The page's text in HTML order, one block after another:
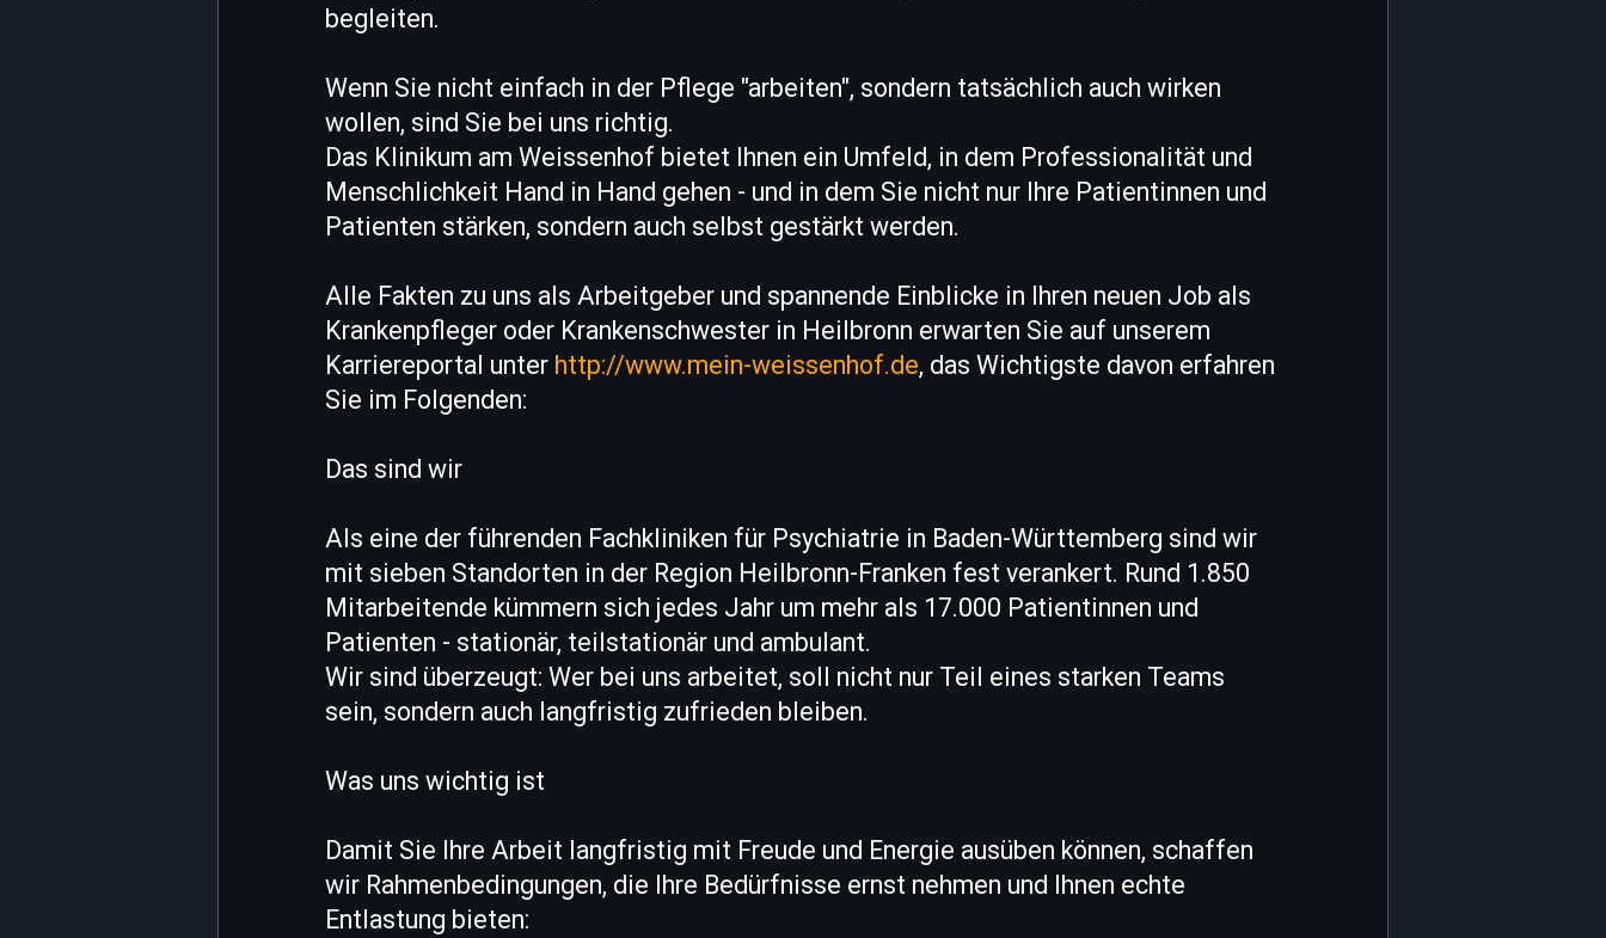
begleiten.
Wenn Sie nicht einfach in der Pflege "arbeiten", sondern tatsächlich auch wirken
wollen, sind Sie bei uns richtig.
Das Klinikum am Weissenhof bietet Ihnen ein Umfeld, in dem Professionalität und
Menschlichkeit Hand in Hand gehen - und in dem Sie nicht nur Ihre Patientinnen und
Patienten stärken, sondern auch selbst gestärkt werden.
Alle Fakten zu uns als Arbeitgeber und spannende Einblicke in Ihren neuen Job als
Krankenpfleger oder Krankenschwester in Heilbronn erwarten Sie auf unserem
Karriereportal unter http://www.mein-weissenhof.de, das Wichtigste davon erfahren
Sie im Folgenden:
Das sind wir
Als eine der führenden Fachkliniken für Psychiatrie in Baden-Württemberg sind wir
mit sieben Standorten in der Region Heilbronn-Franken fest verankert. Rund 1.850
Mitarbeitende kümmern sich jedes Jahr um mehr als 17.000 Patientinnen und
Patienten - stationär, teilstationär und ambulant.
Wir sind überzeugt: Wer bei uns arbeitet, soll nicht nur Teil eines starken Teams
sein, sondern auch langfristig zufrieden bleiben.
Was uns wichtig ist
Damit Sie Ihre Arbeit langfristig mit Freude und Energie ausüben können, schaffen
wir Rahmenbedingungen, die Ihre Bedürfnisse ernst nehmen und Ihnen echte
Entlastung bieten: